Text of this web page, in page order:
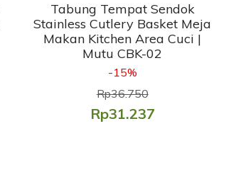
Tabung Tempat Sendok
Stainless Cutlery Basket Meja
Makan Kitchen Area Cuci |
Mutu CBK-02
-15%
Rp36.750
Rp31.237